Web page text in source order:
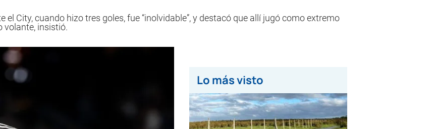
el City, cuando hizo tres goles, fue “inolvidable”, y destacó que allí jugó como extremo
volante, insistió.
Lo más visto